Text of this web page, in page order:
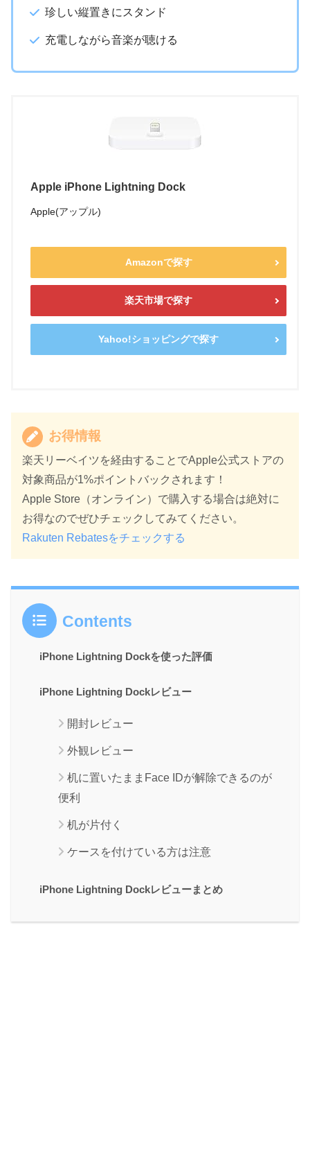
珍しい縦置きにスタンド
充電しながら音楽が聴ける
Apple iPhone Lightning Dock
Apple(アップル)
Amazonで探す
楽天市場で探す
Yahoo!ショッピングで探す
お得情報
楽天リーベイツを経由することでApple公式ストアの
対象商品が1%ポイントバックされます！
Apple Store（オンライン）で購入する場合は絶対に
お得なのでぜひチェックしてみてください。
Rakuten Rebatesをチェックする
Contents
iPhone Lightning Dockを使った評価
iPhone Lightning Dockレビュー
開封レビュー
外観レビュー
机に置いたままFace IDが解除できるのが
便利
机が片付く
ケースを付けている方は注意
iPhone Lightning Dockレビューまとめ